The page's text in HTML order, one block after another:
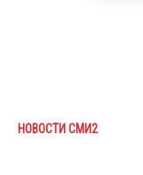
НОВОСТИ СМИ2